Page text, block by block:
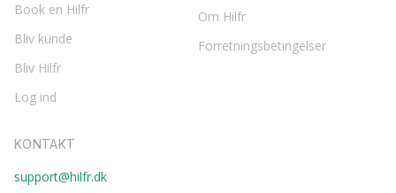
Book en Hilfr
Bliv kunde
Bliv Hilfr
Log ind
Om Hilfr
Forretningsbetingelser
KONTAKT
support@hilfr.dk